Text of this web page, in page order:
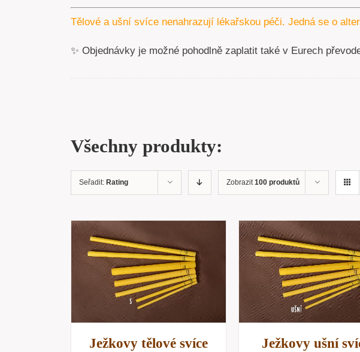
Tělové a ušní svíce nenahrazují lékařskou péči. Jedná se o
✨ Objednávky je možné pohodlně zaplatit také v Eurech
Všechny produkty:
Seřadit: Rating Zobrazit 100 produktů
Ježkovy tělové svíce
PŘIDAT DO KOŠÍKU
RYCHLÝ NÁHLED
Ježkovy ušní
PŘIDAT DO
RYCHLÝ